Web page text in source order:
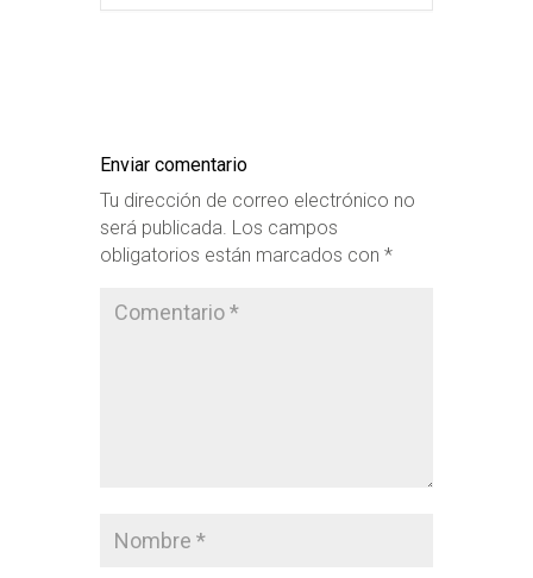
Enviar comentario
Tu dirección de correo electrónico no
será publicada. Los campos
obligatorios están marcados con *